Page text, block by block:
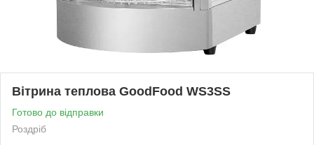
Вітрина теплова GoodFood WS3SS
Готово до відправки
Роздріб